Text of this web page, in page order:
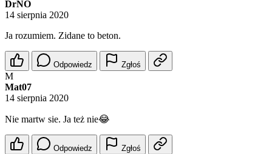
DrNO
14 sierpnia 2020
Ja rozumiem. Zidane to beton.
Odpowiedz Zgłoś
M
Mat07
14 sierpnia 2020
Nie martw sie. Ja też nie😂
Odpowiedz Zgłoś